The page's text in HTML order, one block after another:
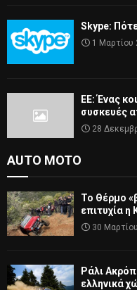
Skype:
1 Μαρτίου
ΕΕ: Ένας
συσκευές
28
AUTO MOTO
Το Θέρμο
επιτυχία η
30
Ράλι
ελληνικά